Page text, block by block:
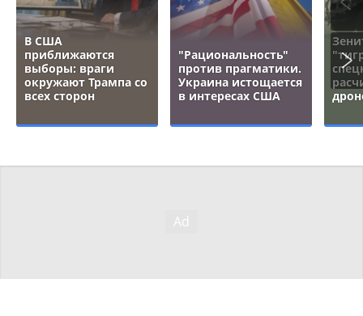
В США
приближаются
выборы: враги
окружают Трампа со
всех сторон
"Рациональность"
против прагматики.
Украина истощается
в интересах США